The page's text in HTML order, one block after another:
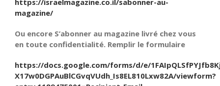
magazine/
Ou encore S’abonner au magazine livré chez vous
en toute confidentialité. Remplir le formulaire
https://docs.google.com/forms/d/e/
X17w0DGPAuBlCGvqVUdh_Is8EL810Lxw82A/viewform?